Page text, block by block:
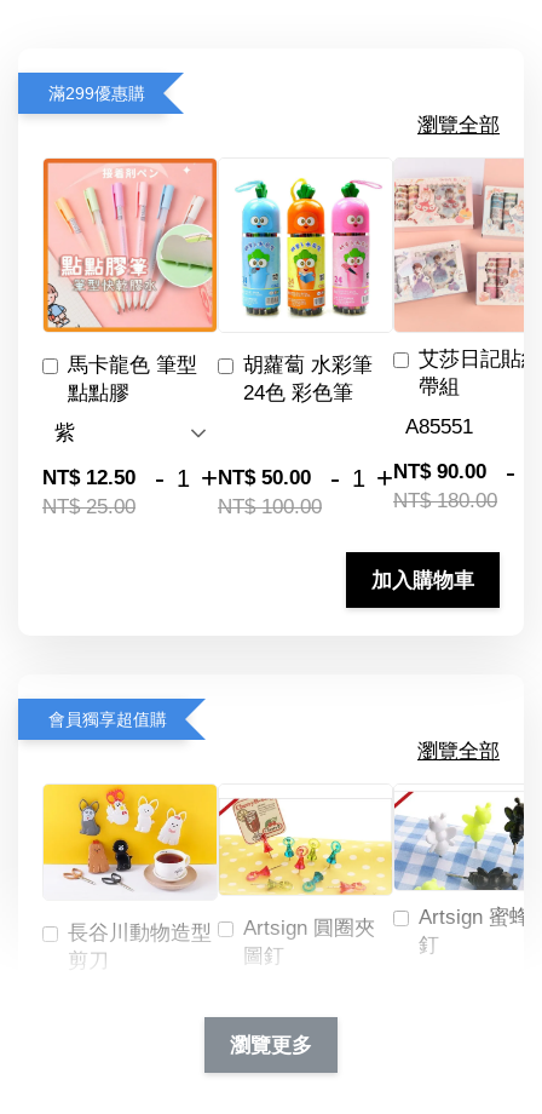
滿299優惠購
瀏覽全部
馬卡龍色 筆型
點點膠
NT$ 12.50
NT$ 25.00
- +
胡蘿蔔 水彩筆
24色 彩色筆
NT$ 50.00
NT$ 100.00
- +
艾莎日記貼
帶組
NT$ 90.00
NT$ 180.00
-
加入購物車
會員獨享超值購
瀏覽全部
長谷川動物造型
剪刀
Artsign 圓圈夾
圖釘
NT$ 19.00
NT$ 66.00
Artsign 蜜蜂
釘
瀏覽更多